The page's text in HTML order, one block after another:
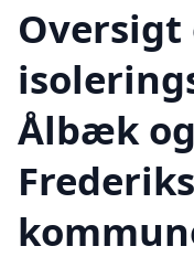
Oversigt
Ålbæk og